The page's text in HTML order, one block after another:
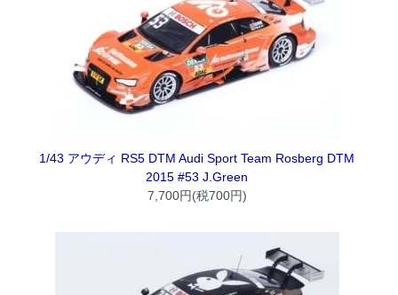
1/43 アウディ RS5 DTM Audi Sport Team Rosberg DTM
2015 #53 J.Green
7,700円(税700円)